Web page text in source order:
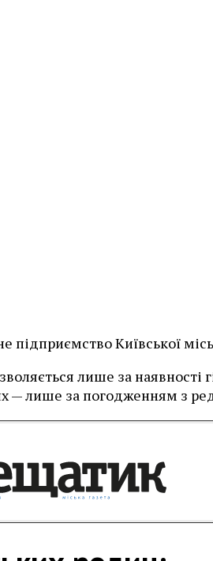
Київської
лише за
— лише за погодженням з